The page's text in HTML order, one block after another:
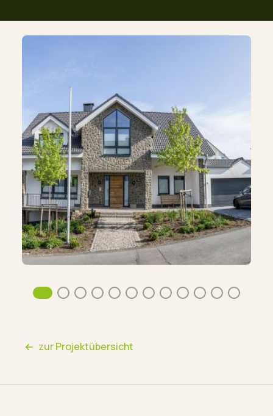
zur Projektübersicht